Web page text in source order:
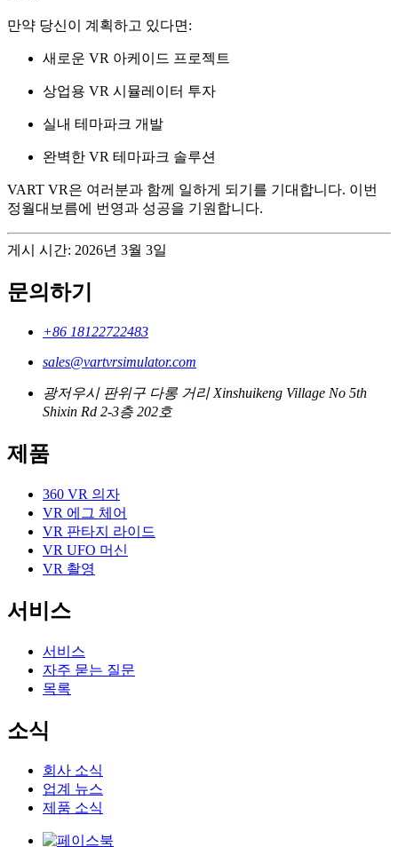
만약 당신이 계획하고 있다면:
새로운 VR 아케이드 프로젝트
상업용 VR 시뮬레이터 투자
실내 테마파크 개발
완벽한 VR 테마파크 솔루션
VART VR은 여러분과 함께 일하게 되기를 기대합니다. 이번
정월대보름에 번영과 성공을 기원합니다.
게시 시간: 2026년 3월 3일
문의하기
+86 18122722483
sales@vartvrsimulator.com
광저우시 판위구 다롱 거리 Xinshuikeng Village No 5th
Shixin Rd 2-3층 202호
제품
360 VR 의자
VR 에그 체어
VR 판타지 라이드
VR UFO 머신
VR 촬영
서비스
서비스
자주 묻는 질문
목록
소식
회사 소식
업계 뉴스
제품 소식